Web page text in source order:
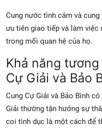
Cung nước tình cảm và
ưu tiên giao tiếp và làm việc
trong mối quan hệ của họ.
Khả năng
Cự Giải và Bảo
Cung Cự Giải và Bảo Bình
Giải thường tận hưởng sự
coi tình dục là một cách để